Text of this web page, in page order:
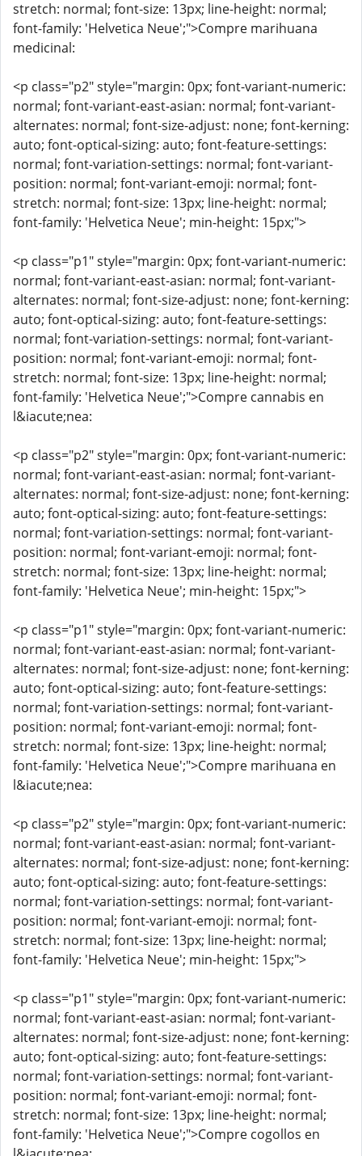
stretch: normal; font-size: 13px; line-height: normal;
font-family: 'Helvetica Neue';">Compre marihuana
medicinal:
<p class="p2" style="margin: 0px; font-variant-numeric:
normal; font-variant-east-asian: normal; font-variant-
alternates: normal; font-size-adjust: none; font-kerning:
auto; font-optical-sizing: auto; font-feature-settings:
normal; font-variation-settings: normal; font-variant-
position: normal; font-variant-emoji: normal; font-
stretch: normal; font-size: 13px; line-height: normal;
font-family: 'Helvetica Neue'; min-height: 15px;">
<p class="p1" style="margin: 0px; font-variant-numeric:
normal; font-variant-east-asian: normal; font-variant-
alternates: normal; font-size-adjust: none; font-kerning:
auto; font-optical-sizing: auto; font-feature-settings:
normal; font-variation-settings: normal; font-variant-
position: normal; font-variant-emoji: normal; font-
stretch: normal; font-size: 13px; line-height: normal;
font-family: 'Helvetica Neue';">Compre cannabis en
l&iacute;nea:
<p class="p2" style="margin: 0px; font-variant-numeric:
normal; font-variant-east-asian: normal; font-variant-
alternates: normal; font-size-adjust: none; font-kerning:
auto; font-optical-sizing: auto; font-feature-settings:
normal; font-variation-settings: normal; font-variant-
position: normal; font-variant-emoji: normal; font-
stretch: normal; font-size: 13px; line-height: normal;
font-family: 'Helvetica Neue'; min-height: 15px;">
<p class="p1" style="margin: 0px; font-variant-numeric:
normal; font-variant-east-asian: normal; font-variant-
alternates: normal; font-size-adjust: none; font-kerning:
auto; font-optical-sizing: auto; font-feature-settings:
normal; font-variation-settings: normal; font-variant-
position: normal; font-variant-emoji: normal; font-
stretch: normal; font-size: 13px; line-height: normal;
font-family: 'Helvetica Neue';">Compre marihuana en
l&iacute;nea:
<p class="p2" style="margin: 0px; font-variant-numeric:
normal; font-variant-east-asian: normal; font-variant-
alternates: normal; font-size-adjust: none; font-kerning:
auto; font-optical-sizing: auto; font-feature-settings:
normal; font-variation-settings: normal; font-variant-
position: normal; font-variant-emoji: normal; font-
stretch: normal; font-size: 13px; line-height: normal;
font-family: 'Helvetica Neue'; min-height: 15px;">
<p class="p1" style="margin: 0px; font-variant-numeric:
normal; font-variant-east-asian: normal; font-variant-
alternates: normal; font-size-adjust: none; font-kerning:
auto; font-optical-sizing: auto; font-feature-settings:
normal; font-variation-settings: normal; font-variant-
position: normal; font-variant-emoji: normal; font-
stretch: normal; font-size: 13px; line-height: normal;
font-family: 'Helvetica Neue';">Compre cogollos en